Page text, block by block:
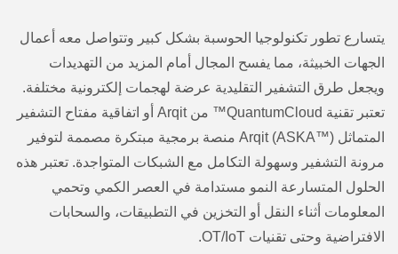
يتسارع تطور تكنولوجيا الحوسبة بشكل كبير وتتواصل معه أعمال
الجهات الخبيثة، مما يفسح المجال أمام المزيد من التهديدات
ويجعل طرق التشفير التقليدية عرضة لهجمات إلكترونية مختلفة.
تعتبر تقنية QuantumCloud™ من Arqit أو اتفاقية مفتاح التشفير
المتماثل Arqit (ASKA™) منصة برمجية مبتكرة مصممة لتوفير
مرونة التشفير وسهولة التكامل مع الشبكات المتواجدة. تعتبر هذه
الحلول المتسارعة النمو مستدامة في العصر الكمي وتحمي
المعلومات أثناء النقل أو التخزين في التطبيقات، والسحابات
الافتراضية وحتى تقنيات OT/IoT.